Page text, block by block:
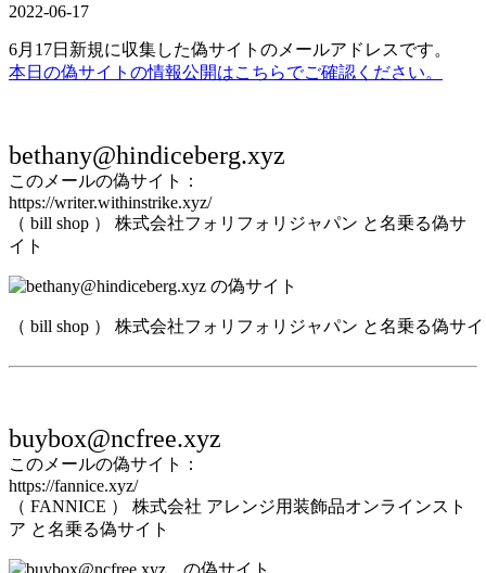
2022-06-17
6月17日新規に収集した偽サイトのメールアドレスです。
本日の偽サイトの情報公開はこちらでご確認ください。
bethany@hindiceberg.xyz
このメールの偽サイト：
https://writer.withinstrike.xyz/
（ bill shop ） 株式会社フォリフォリジャパン と名乗る偽サ
イト
（ bill shop ） 株式会社フォリフォリジャパン と名乗る偽サ
buybox@ncfree.xyz
このメールの偽サイト：
https://fannice.xyz/
（ FANNICE ） 株式会社 アレンジ用装飾品オンラインスト
ア と名乗る偽サイト